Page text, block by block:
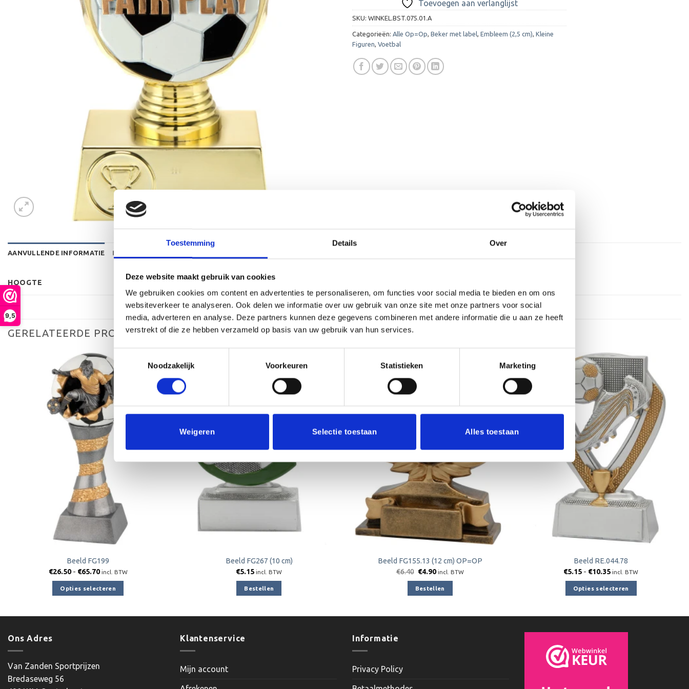
9,5
Toestemming Details Over
Deze website maakt gebruik van cookies
We gebruiken cookies om content en advertenties te personaliseren, om functies voor social media te bieden en om ons
websiteverkeer te analyseren. Ook delen we informatie over uw gebruik van onze site met onze partners voor social
media, adverteren en analyse. Deze partners kunnen deze gegevens combineren met andere informatie die u aan ze heeft
verstrekt of die ze hebben verzameld op basis van uw gebruik van hun services.
Noodzakelijk
Voorkeuren Statistieken Marketing
Weigeren Selectie toestaan Alles toestaan
Toevoegen aan verlanglijst
SKU: WINKEL.BST.075.01.A
Categorieën: Alle Op=Op Beker met label Embleem (2,5 cm) Kleine
Figuren Voetbal
AANVULLENDE INFORMATIE BEOORDELINGEN (0)
HOOGTE
GERELATEERDE PRODUCTEN
aan
verlanglijst
Beeld FG199
€26.50 - €65.70Prijsklasse:
tot
€65.70
incl. BTW
Opties selecteren
optie
aan
verlanglijst
Beeld FG267 (10 cm)
€5.15 incl. BTW
Bestellen
Aanbieding!
aan
verlanglijst
Beeld FG155.13 (12 cm) OP=OP
€6.40 Oorspronkelijke
was:
€6.40.
€4.90Huidige
is:
€4.90.
incl. BTW
Bestellen
Toevoegen
aan
verlanglijst
Beeld RE.044.78
€5.15 - €10.35Prijsklasse:
tot
€10.35
incl. BTW
Opties selecteren
variaties.
Deze
Ons Adres
Van Zanden Sportprijzen
Bredaseweg 56
Klantenservice
Mijn account
Informatie
Privacy Policy